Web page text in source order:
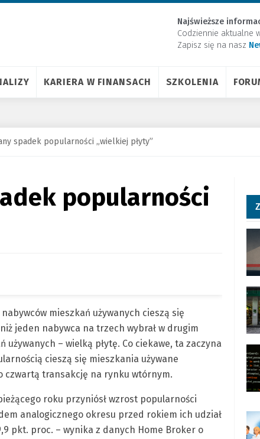
Najświeższe
Codziennie aktualne
Zapisz się na nasz
KARIERA W FINANSACH SZKOLENIA
spadek popularności „wielkiej płyty”
popularności
mieszkań używanych cieszą się
jeden nabywca na trzech wybrał w drugim
– wielką płytę. Co ciekawe, ta zaczyna
cieszą się mieszkania używane
czwartą transakcję na rynku wtórnym.
roku przyniósł wzrost popularności
analogicznego okresu przed rokiem ich udział
pkt. proc. – wynika z danych Home Broker o